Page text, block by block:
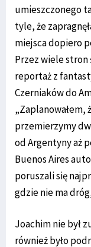
umieszczonego
tyle, że
miejsca dopiero
Przez wiele stron
reportaż z
Czerniaków do
„Zaplanowałem,
przemierzymy
od Argentyny aż
Buenos Aires
poruszali się
gdzie nie ma
Joachim nie był
również było